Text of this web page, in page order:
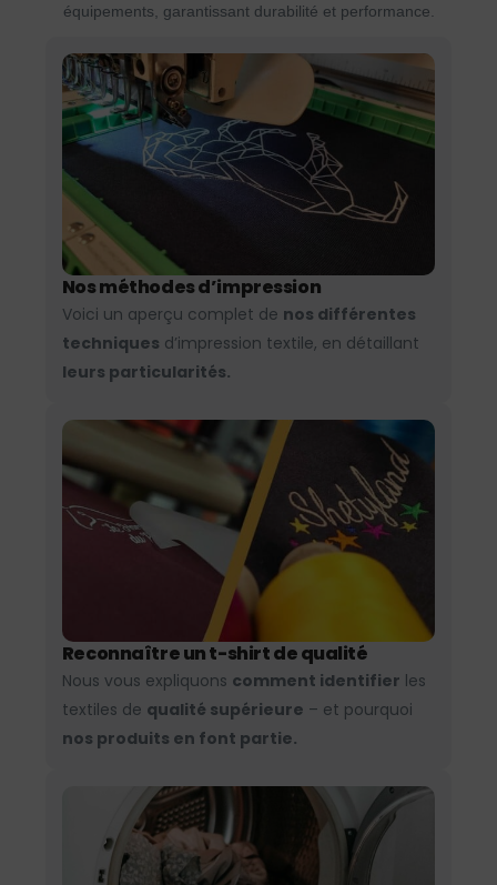
équipements, garantissant durabilité et performance.
Nos méthodes d’impression
Voici un aperçu complet de nos différentes
techniques d’impression textile, en détaillant
leurs particularités.
Reconnaître un t-shirt de qualité
Nous vous expliquons comment identifier les
textiles de qualité supérieure – et pourquoi
nos produits en font partie.